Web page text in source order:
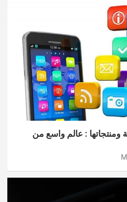
ومنتجاتها : عالم واسع من